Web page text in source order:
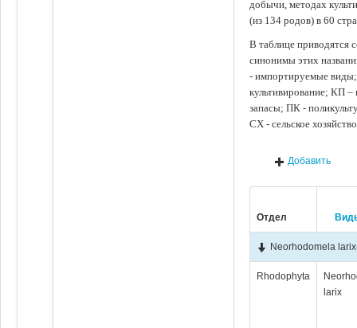
добычи, методах
(из 134 родов) в 60
В таблице приводятся
синонимы этих
- импортируемые
культивирование; КП
запасы; ПК -
СХ - сельское
Добавить
Отдел
Neorhodomela larix
Rhodophyta
larix